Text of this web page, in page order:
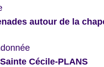
autour de la
Cécile-PLANS